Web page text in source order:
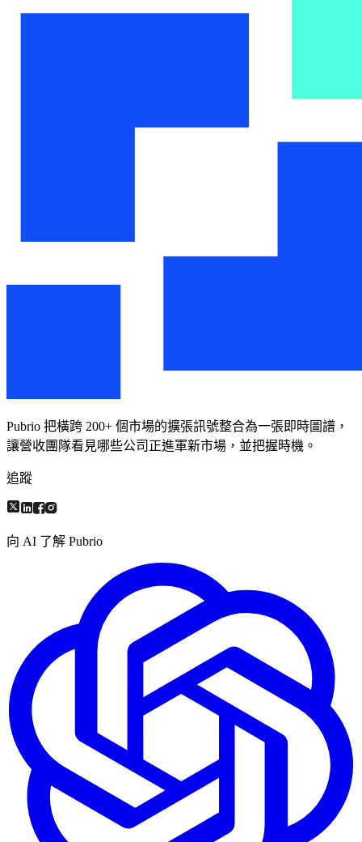
Pubrio 把橫跨 200+ 個市場的擴張訊號整合為一張即時圖譜，
讓營收團隊看見哪些公司正進軍新市場，並把握時機。
追蹤
向 AI 了解 Pubrio